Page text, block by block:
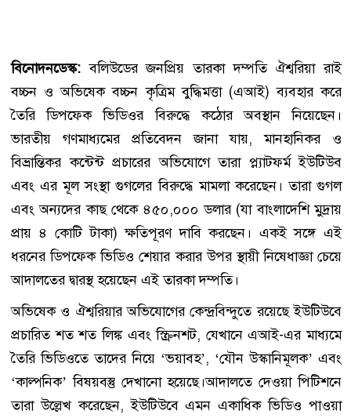
বিনোদনডেস্ক:বলিউডের জনপ্রিয় তারকা দম্পতি ঐশ্বরিয়া রাই
বচ্চন ও অভিষেক বচ্চন কৃত্রিম বুদ্ধিমত্তা (এআই) ব্যবহার করে
তৈরি ডিপফেক ভিডিওর বিরুদ্ধে কঠোর অবস্থান নিয়েছেন।
ভারতীয় গণমাধ্যমের প্রতিবেদন জানা যায়, মানহানিকর ও
বিভ্রান্তিকর কন্টেন্ট প্রচারের অভিযোগে তারা প্ল্যাটফর্ম ইউটিউব
এবং এর মূল সংস্থা গুগলের বিরুদ্ধে মামলা করেছেন। তারা গুগল
এবং অন্যদের কাছ থেকে ৪৫০,০০০ ডলার (যা বাংলাদেশি মুদ্রায়
প্রায় ৪ কোটি টাকা) ক্ষতিপূরণ দাবি করছেন। একই সঙ্গে এই
ধরনের ডিপফেক ভিডিও শেয়ার করার উপর স্থায়ী নিষেধাজ্ঞা চেয়ে
আদালতের দ্বারস্থ হয়েছেন এই তারকা দম্পতি।
অভিষেক ও ঐশ্বরিয়ার অভিযোগের কেন্দ্রবিন্দুতে রয়েছে ইউটিউবে
প্রচারিত শত শত লিঙ্ক এবং স্ক্রিনশট, যেখানে এআই-এর মাধ্যমে
তৈরি ভিডিওতে তাদের নিয়ে ‘ভয়াবহ’, ‘যৌন উস্কানিমূলক’ এবং
‘কাল্পনিক’ বিষয়বস্তু দেখানো হয়েছে।আদালতে দেওয়া পিটিশনে
তারা উল্লেখ করেছেন, ইউটিউবে এমন একাধিক ভিডিও পাওয়া